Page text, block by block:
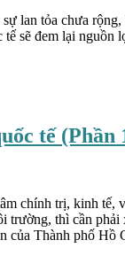
lan tỏa chưa
sẽ đem lại
tế (Phần
chính trị, kinh
thì cần
của Thành phố